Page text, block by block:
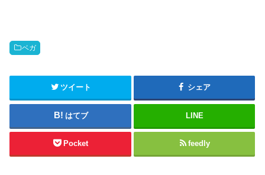
i
t
t
(
い
ン
ド
開
く
だ
い
(
新
し
い
ウ
ィ
ン
ベガ
ツイート シェア
はてブ LINE
Pocket feedly